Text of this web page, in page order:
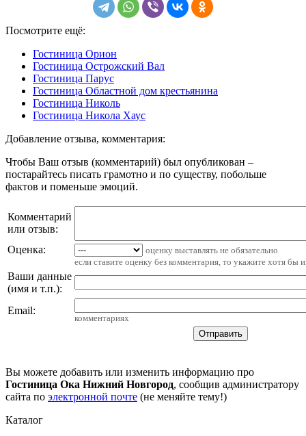
Посмотрите ещё:
Гостиница Орион
Гостиница Острожский Вал
Гостиница Парус
Гостиница Областной дом крестьянина
Гостиница Николь
Гостиница Никола Хаус
Добавление отзыва, комментария:
Чтобы Ваш отзыв (комментарий) был опубликован –
постарайтесь писать грамотно и по существу, побольше
фактов и поменьше эмоций.
Комментарий
или отзыв:
Оценка:
оценку выставлять не обязательно
если ставите оценку без комментария, то укажите хотя бы
Ваши данные
(имя и т.п.):
Email:
комментариях
Вы можете добавить или изменить информацию про
Гостиница Ока Нижний Новгород, сообщив администратору
сайта по электронной почте (не меняйте тему!)
Каталог